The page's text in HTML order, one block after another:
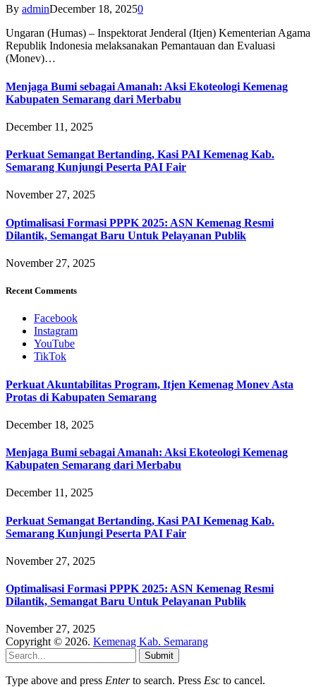
By adminDecember 18, 20250
Ungaran (Humas) – Inspektorat Jenderal (Itjen) Kementerian Agama
Republik Indonesia melaksanakan Pemantauan dan Evaluasi
(Monev)…
Menjaga Bumi sebagai Amanah: Aksi Ekoteologi Kemenag
Kabupaten Semarang dari Merbabu
December 11, 2025
Perkuat Semangat Bertanding, Kasi PAI Kemenag Kab.
Semarang Kunjungi Peserta PAI Fair
November 27, 2025
Optimalisasi Formasi PPPK 2025: ASN Kemenag Resmi
Dilantik, Semangat Baru Untuk Pelayanan Publik
November 27, 2025
Recent Comments
Facebook
Instagram
YouTube
TikTok
Perkuat Akuntabilitas Program, Itjen Kemenag Monev Asta
Protas di Kabupaten Semarang
December 18, 2025
Menjaga Bumi sebagai Amanah: Aksi Ekoteologi Kemenag
Kabupaten Semarang dari Merbabu
December 11, 2025
Perkuat Semangat Bertanding, Kasi PAI Kemenag Kab.
Semarang Kunjungi Peserta PAI Fair
November 27, 2025
Optimalisasi Formasi PPPK 2025: ASN Kemenag Resmi
Dilantik, Semangat Baru Untuk Pelayanan Publik
November 27, 2025
Copyright © 2026. Kemenag Kab. Semarang
Submit
Type above and press Enterto search. Press Esc to cancel.